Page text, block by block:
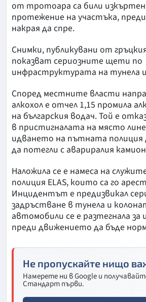
от тротоара са били
протежение на участъка,
накрая да спре.
Снимки, публикувани от
показват сериозните щети по
инфраструктурата на тунела
Според местните власти
алкохол е отчел 1,15 промила
на българския водач. Той е
в пристигналата на място
идването на пътната полиция
да потегли с авариралия
Наложила се е намеса на
полиция ELAS, които са го
Инцидентът е предизвикал
задръстване в тунела и
автомобили се е разтегнала за
преди движението да бъде
Не пропускайте нищо
Намерете ни в Google и
Стандарт първи.